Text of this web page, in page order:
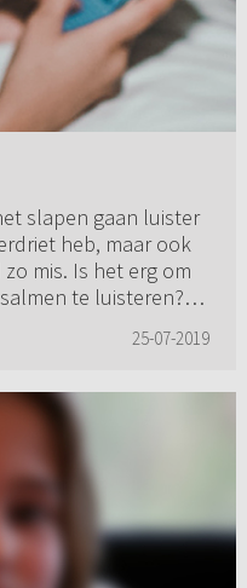
slapen gaan luister
heb, maar ook
mis. Is het erg om
te luisteren?
25-07-2019